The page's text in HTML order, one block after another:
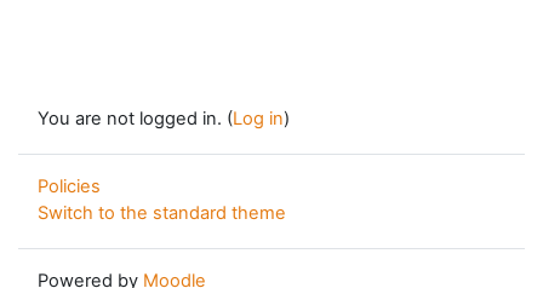
You are not logged in. (Log in)
Policies
Switch to the standard theme
Powered by Moodle